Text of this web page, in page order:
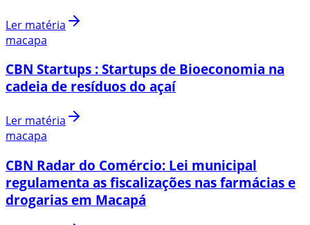
Ler matéria
macapa
CBN Startups : Startups de Bioeconomia na
cadeia de resíduos do açaí
Ler matéria
macapa
CBN Radar do Comércio: Lei municipal
regulamenta as fiscalizações nas farmácias e
drogarias em Macapá